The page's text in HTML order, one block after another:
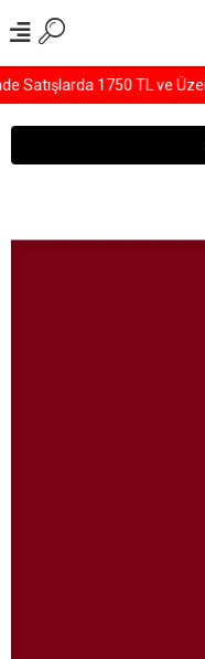
Satışlarda 1750 TL ve